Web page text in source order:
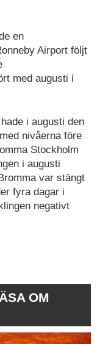
en
Airport följt
med augusti i
i augusti den
nivåerna före
Stockholm
i augusti
var stängt
fyra dagar i
negativt
OM